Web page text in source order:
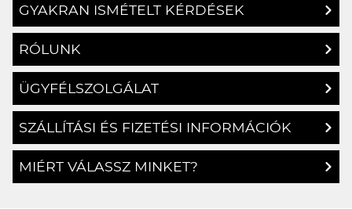
GYAKRAN ISMÉTELT KÉRDÉSEK
RÓLUNK
ÜGYFÉLSZOLGÁLAT
SZÁLLÍTÁSI ÉS FIZETÉSI INFORMÁCIÓK
MIÉRT VÁLASSZ MINKET?